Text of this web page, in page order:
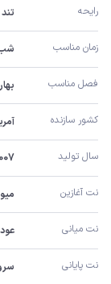
رایحه تند
زمان مناسب
فصل مناسب
کشور سازنده
سال تولید
نت آغازین
نت میانی
نت پایانی